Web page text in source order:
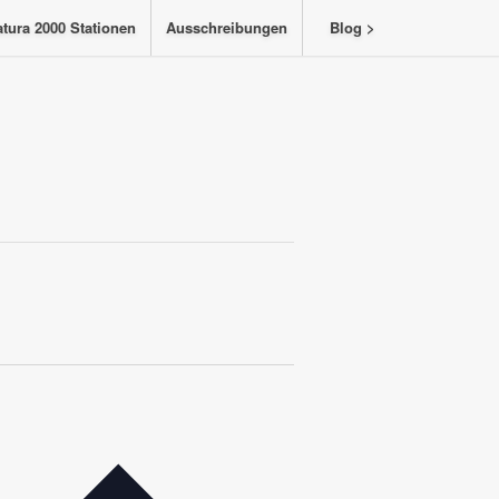
2000 Stationen Ausschreibungen Blog >